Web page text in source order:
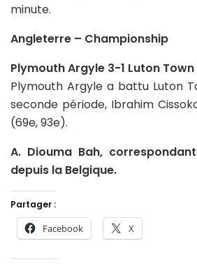
minute.
Angleterre – Championship
Plymouth Argyle 3-1 Luton Town
Plymouth Argyle a battu Luton
seconde période, Ibrahim
(69e, 93e).
A. Diouma Bah,
depuis la Belgique.
Partager :
Facebook X